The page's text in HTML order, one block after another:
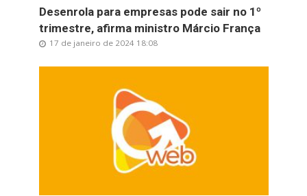
Desenrola para empresas pode sair no 1º
trimestre, afirma ministro Márcio França
17 de janeiro de 2024 18:08